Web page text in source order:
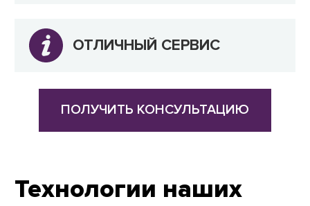
ОТЛИЧНЫЙ СЕРВИС
ПОЛУЧИТЬ КОНСУЛЬТАЦИЮ
Технологии наших